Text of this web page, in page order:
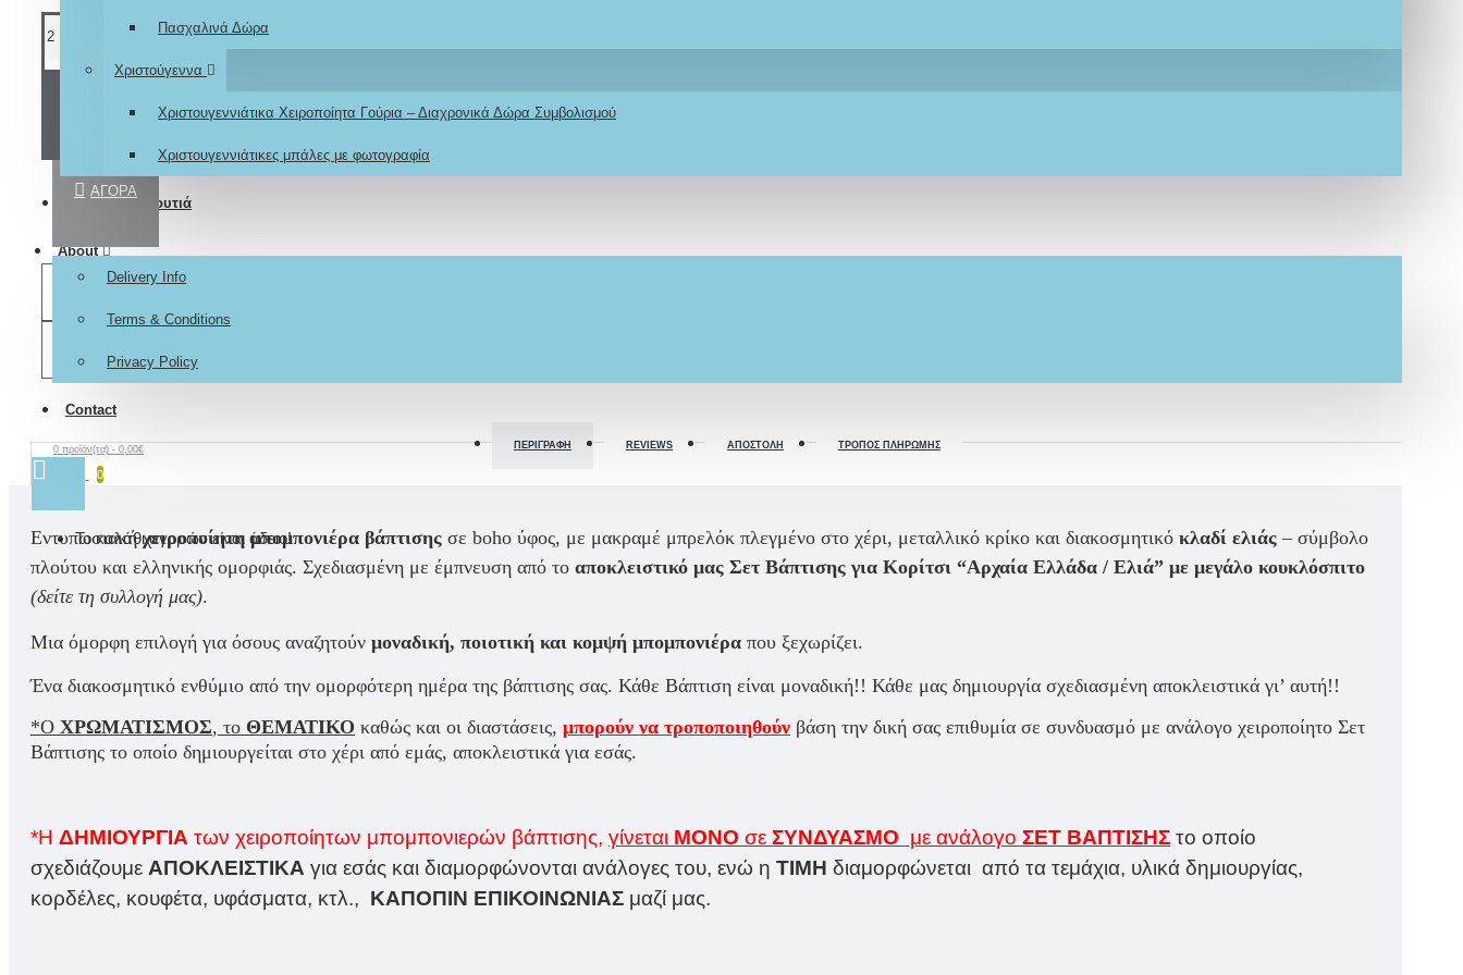
Πασχαλινά Δώρα
Χριστούγεννα
Χριστουγεννιάτικα Χειροποίητα Γούρια – Διαχρονικά Δώρα Συμβολισμού
Χριστουγεννιάτικες μπάλες με φωτογραφία
Βαπτιστικά κουτιά
About
Delivery Info
Terms & Conditions
Privacy Policy
Contact
0 προϊόν(τα) - 0,00€
0
Το καλάθι αγορών είναι άδειο!
ΑΓΟΡΆ
ΕΠΙΘΥΜΗΤΌ
ΠΕΡΙΓΡΑΦΉ REVIEWS ΑΠΟΣΤΟΛΉ ΤΡΌΠΟΣ ΠΛΗΡΩΜΉΣ
Εντυπωσιακήχειροποίητη μπομπονιέρα βάπτισης σε boho ύφος, με μακραμέ μπρελόκ πλεγμένο στο χέρι, μεταλλικό κρίκο και διακοσμητικό κλαδί ελιάς – σύμβολο
πλούτου και ελληνικής ομορφιάς. Σχεδιασμένη με έμπνευση από το αποκλειστικό μας Σετ Βάπτισης για Κορίτσι “Αρχαία Ελλάδα / Ελιά” με μεγάλο κουκλόσπιτο
(δείτε τη συλλογή μας).
Μια όμορφη επιλογή για όσους αναζητούν μοναδική, ποιοτική και κομψή μπομπονιέρα που ξεχωρίζει.
Ένα διακοσμητικό ενθύμιο από την ομορφότερη ημέρα της βάπτισης σας. Κάθε Βάπτιση είναι μοναδική!! Κάθε μας δημιουργία σχεδιασμένη αποκλειστικά γι’ αυτή!!
*Ο ΧΡΩΜΑΤΙΣΜΟΣ, το ΘΕΜΑΤΙΚΟ καθώς και οι διαστάσεις, μπορούν να τροποποιηθούν βάση την δική σας επιθυμία σε συνδυασμό με ανάλογο χειροποίητο Σετ
Βάπτισης το οποίο δημιουργείται στο χέρι από εμάς, αποκλειστικά για εσάς.
*Η ΔΗΜΙΟΥΡΓΙΑ των χειροποίητων μπομπονιερών βάπτισης, γίνεται ΜΟΝΟ σε ΣΥΝΔΥΑΣΜΟ με ανάλογο ΣΕΤ ΒΑΠΤΙΣΗΣ το οποίο
σχεδιάζουμε ΑΠΟΚΛΕΙΣΤΙΚΑ για εσάς και διαμορφώνονται ανάλογες του, ενώ η ΤΙΜΗ διαμορφώνεται από τα τεμάχια, υλικά δημιουργίας,
κορδέλες, κουφέτα, υφάσματα, κτλ., ΚΑΠΟΠΙΝ ΕΠΙΚΟΙΝΩΝΙΑΣ μαζί μας.